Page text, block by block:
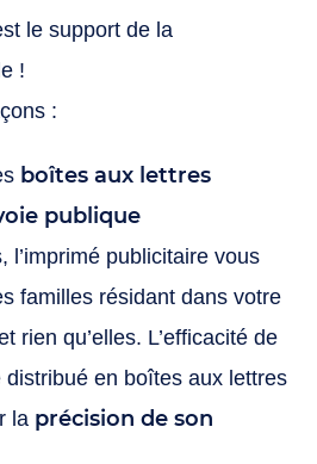
le support de la
!
:
boîtes aux lettres
publique
l’imprimé publicitaire vous
familles résidant dans votre
rien qu’elles. L’efficacité de
distribué en boîtes aux lettres
la précision de son